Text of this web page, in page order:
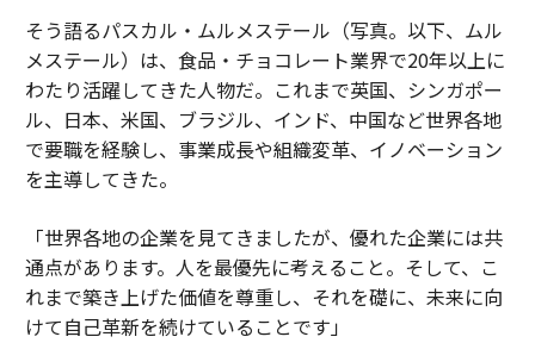
そう語るパスカル・ムルメステール（写真。以下、ムル
メステール）は、食品・チョコレート業界で20年以上に
わたり活躍してきた人物だ。これまで英国、シンガポー
ル、日本、米国、ブラジル、インド、中国など世界各地
で要職を経験し、事業成長や組織変革、イノベーション
を主導してきた。
「世界各地の企業を見てきましたが、優れた企業には共
通点があります。人を最優先に考えること。そして、こ
れまで築き上げた価値を尊重し、それを礎に、未来に向
けて自己革新を続けていることです」